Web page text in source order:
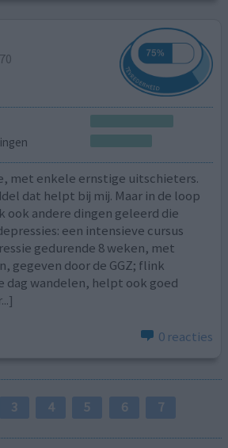
met enkele ernstige uitschieters.
dat helpt bij mij. Maar in de loop
ook andere dingen geleerd die
een intensieve cursus
gedurende 8 weken, met
gegeven door de GGZ; flink
dag wandelen, helpt ook goed
0 reacties
3 4 5 6 7